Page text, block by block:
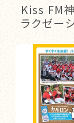
Kiss FM
ラクゼー